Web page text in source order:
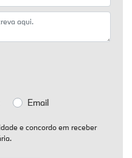
Email
e concordo em receber